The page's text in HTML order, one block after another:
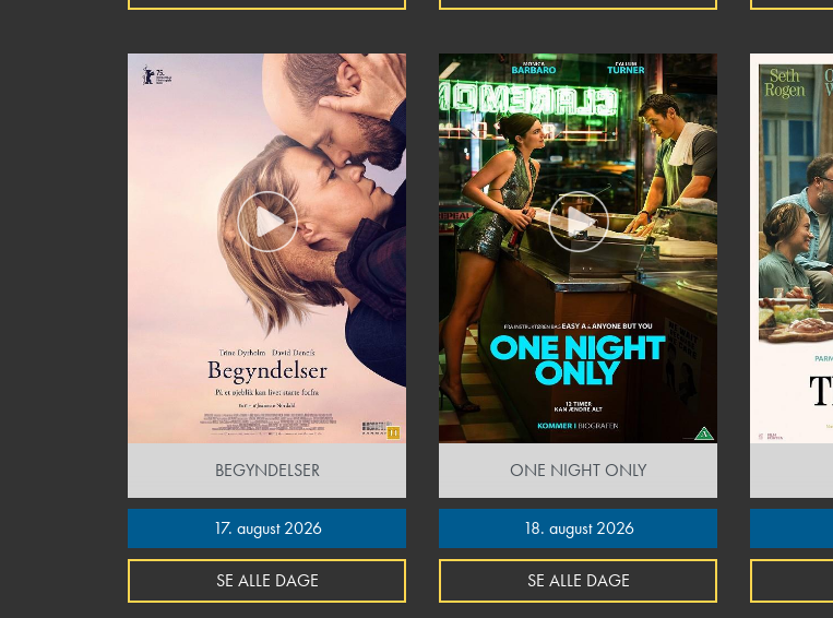
BEGYNDELSER
17. august 2026
SE ALLE DAGE
ONE NIGHT ONLY
18. august 2026
SE ALLE DAGE